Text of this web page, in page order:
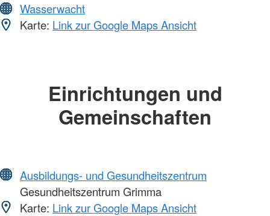
Wasserwacht
Karte: Link zur Google Maps Ansicht
Einrichtungen und
Gemeinschaften
Ausbildungs- und Gesundheitszentrum
Gesundheitszentrum Grimma
Karte: Link zur Google Maps Ansicht